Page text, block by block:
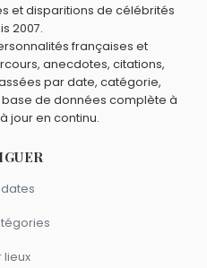
Otto Hahn
et disparitions de célébrités
2007.
françaises et
anecdotes, citations,
par date, catégorie,
de données complète à
jour en continu.
lieux